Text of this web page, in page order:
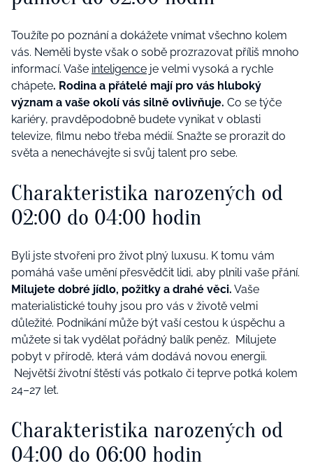
Toužíte po poznání a dokážete vnímat všechno kolem
vás. Neměli byste však o sobě prozrazovat příliš mnoho
informací. Vaše inteligence je velmi vysoká a rychle
chápete. Rodina a přátelé mají pro vás hluboký
význam a vaše okolí vás silně ovlivňuje. Co se týče
kariéry, pravděpodobně budete vynikat v oblasti
televize, filmu nebo třeba médií. Snažte se prorazit do
světa a nenechávejte si svůj talent pro sebe.
Charakteristika narozených od
02:00 do 04:00 hodin
Byli jste stvořeni pro život plný luxusu. K tomu vám
pomáhá vaše umění přesvědčit lidi, aby plnili vaše přání.
Milujete dobré jídlo, požitky a drahé věci. Vaše
materialistické touhy jsou pro vás v životě velmi
důležité. Podnikání může být vaší cestou k úspěchu a
můžete si tak vydělat pořádný balík peněz. Milujete
pobyt v přírodě, která vám dodává novou energii.
Největší životní štěstí vás potkalo či teprve potká kolem
24–27 let.
Charakteristika narozených od
04:00 do 06:00 hodin